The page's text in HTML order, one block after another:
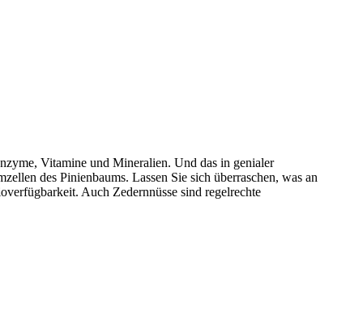
Vitamine und Mineralien. Und das in genialer
des Pinienbaums. Lassen Sie sich überraschen, was an
Auch Zedernnüsse sind regelrechte